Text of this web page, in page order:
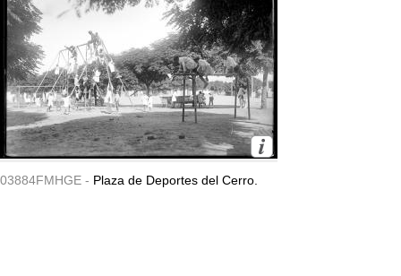
03884FMHGE - Plaza de Deportes del Cerro.